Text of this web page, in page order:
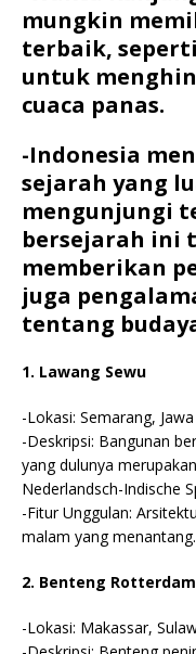
mungkin
terbaik,
untuk
cuaca panas.
-Indonesia
sejarah yang
mengunjungi
bersejarah ini
memberikan
juga
tentang
1. Lawang Sewu
-Lokasi: Semarang,
-Deskripsi: Bangunan
yang dulunya
Nederlandsch-Indische
-Fitur Unggulan:
malam yang menantang.
2. Benteng Rotterdam
-Lokasi: Makassar,